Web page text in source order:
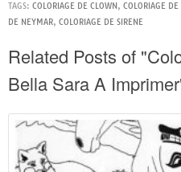
TAGS: COLORIAGE DE CLOWN , COLORIAGE DE
DE NEYMAR, COLORIAGE DE SIRENE
Related Posts of
Bella Sara A